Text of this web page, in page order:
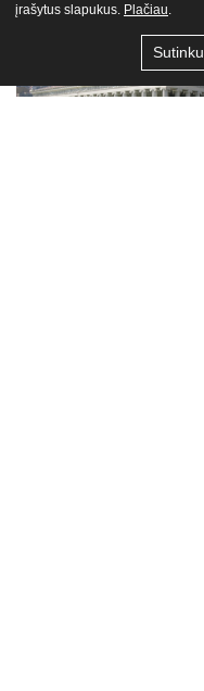
įrašytus slapukus. Plačiau
Sutinku